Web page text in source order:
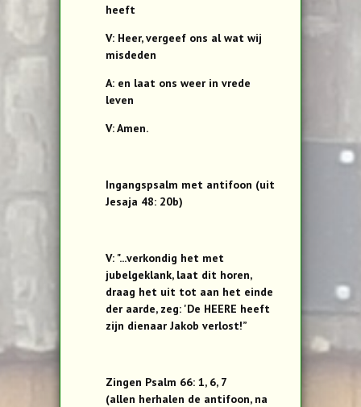
heeft
V: Heer, vergeef ons al wat wij
misdeden
A: en laat ons weer in vrede
leven
V: Amen.
Ingangspsalm met antifoon (uit
Jesaja 48: 20b)
V: "...verkondig het met
jubelgeklank, laat dit horen,
draag het uit tot aan het einde
der aarde, zeg: 'De HEERE heeft
zijn dienaar Jakob verlost!”
Zingen Psalm 66: 1, 6, 7
(allen herhalen de antifoon, na